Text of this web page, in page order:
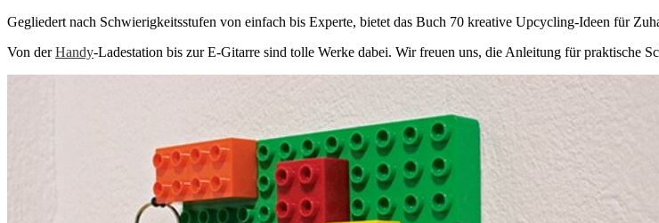
Gegliedert nach Schwierigkeitsstufen von einfach bis Experte, bietet das Buch 70 kreative Upcycling-Ideen für
Von derHandy-Ladestation bis zur E-Gitarre sind tolle Werke dabei. Wir freuen uns, die Anleitung für praktische